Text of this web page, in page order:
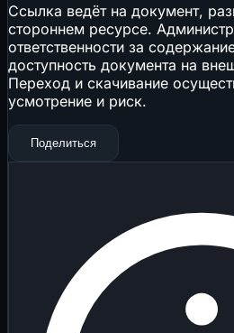
Ссылка ведёт на документ,
стороннем ресурсе.
ответственности за
доступность документа на
Переход и скачивание
усмотрение и риск.
Поделиться